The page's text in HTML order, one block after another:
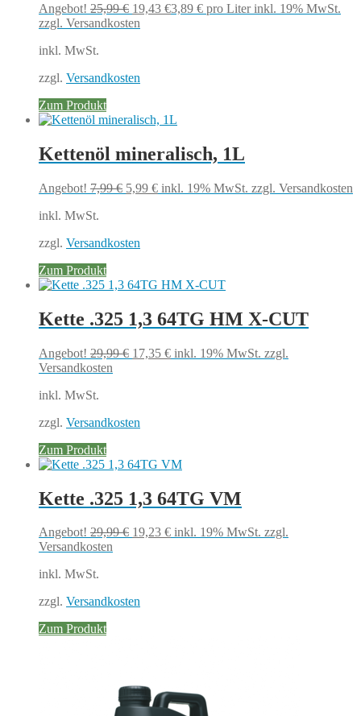
Angebot! 25,99€ Ursprünglicher
Preis
19,43 €Aktueller
3,89 € pro Liter inkl. 19% MwSt.
zzgl. Versandkosten
inkl. MwSt.
zzgl. Versandkosten
Zum Produkt
Kettenöl mineralisch, 1L
Angebot! 7,99€ Ursprünglicher
5,99 €Aktueller
inkl. 19% MwSt. zzgl. Versandkosten
inkl. MwSt.
zzgl. Versandkosten
Zum Produkt
Kette .325 1,3 64TG HM X-CUT
Angebot! 29,99€ Ursprünglicher
17,35 €Aktueller
inkl. 19% MwSt. zzgl.
Versandkosten
inkl. MwSt.
zzgl. Versandkosten
Zum Produkt
Kette .325 1,3 64TG VM
Angebot! 29,99€ Ursprünglicher
19,23 €Aktueller
inkl. 19% MwSt. zzgl.
Versandkosten
inkl. MwSt.
zzgl. Versandkosten
Zum Produkt